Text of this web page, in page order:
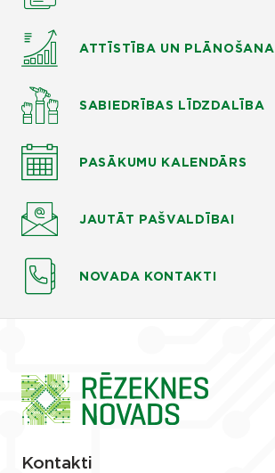
ATTĪSTĪBA UN PLĀNOŠANA
SABIEDRĪBAS LĪDZDALĪBA
PASĀKUMU KALENDĀRS
JAUTĀT PAŠVALDĪBAI
NOVADA KONTAKTI
Kontakti